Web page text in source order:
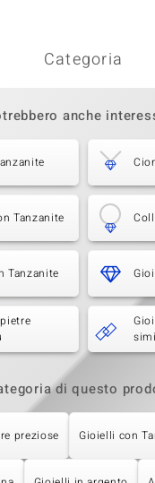
Categoria
anche
Tanzanite
Tanzanite
di questo
preziose Gioielli con